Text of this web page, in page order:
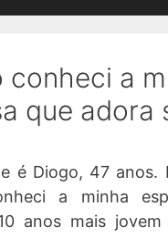
conheci a
que adora
é Diogo, 47 anos.
a minha
anos mais